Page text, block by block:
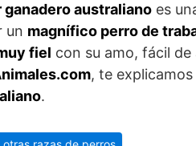
ganadero australiano es
un magnífico perro de
fiel con su amo, fácil
, te explicamos
.